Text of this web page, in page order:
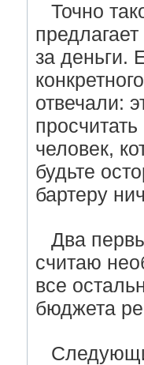
Точно
за деньги.
отвечали:
человек,
будьте
бартеру
Два
считаю
все
бюджета